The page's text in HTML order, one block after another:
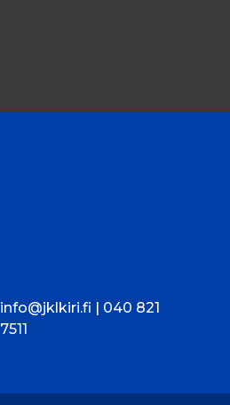
info@jklkiri.fi | 040 821
7511